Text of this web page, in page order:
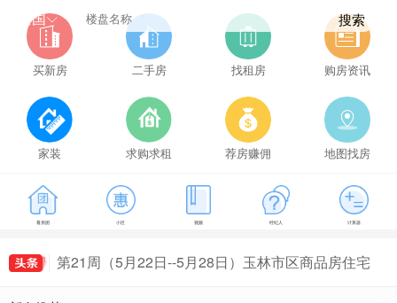
全国 搜索
买新房 二手房 找租房 购房资讯
家装 求购求租 荐房赚佣 地图找房
看房团 小区 视频 经纪人 计算器
第21周（5月22日--5月28日）玉林市区商品房住宅
成交149套，玉林房价为5114元/㎡
第16周（4月17日--4月23日）玉林市区商品房住宅
最新房价出炉，玉林房价为5407元/㎡
第18周（5月1日--5月7日）玉林市区商品房住宅最
新房价出炉，玉林房价为5161元/㎡
第19周（5月8日--5月14日）玉林市区商品房住宅
成交135套，玉林房价为5235元/㎡
第21周（5月22日--5月28日）玉林市区商品房住宅